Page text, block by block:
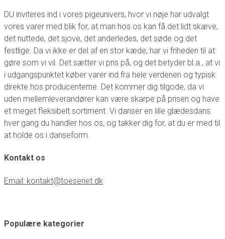
DU inviteres ind i vores pigeunivers, hvor vi nøje har udvalgt
vores varer med blik for, at man hos os kan få det lidt skæve,
det nuttede, det sjove, det anderledes, det søde og det
festlige. Da vi ikke er del af en stor kæde, har vi friheden til at
gøre som vi vil. Det sætter vi pris på, og det betyder bl.a., at vi
i udgangspunktet køber varer ind fra hele verdenen og typisk
direkte hos producenterne. Det kommer dig tilgode, da vi
uden mellemleverandører kan være skarpe på prisen og have
et meget fleksibelt sortiment. Vi danser en lille glædesdans
hver gang du handler hos os, og takker dig for, at du er med til
at holde os i danseform.
Kontakt os
Email: kontakt@toeseriet.dk
Populære kategorier